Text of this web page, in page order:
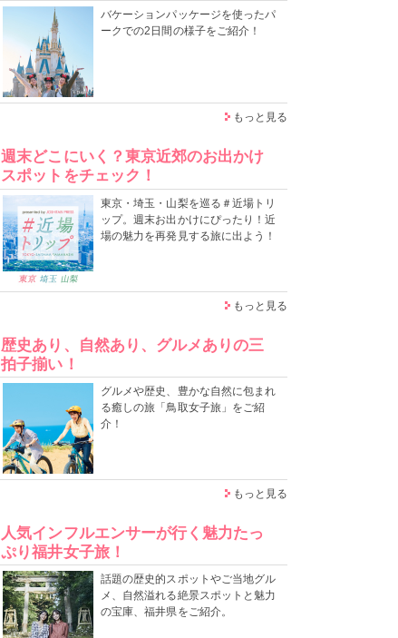
バケーションパッケージを使ったパ
ークでの2日間の様子をご紹介！
もっと見る
週末どこにいく？東京近郊のお出かけ
スポットをチェック！
東京・埼玉・山梨を巡る＃近場トリ
ップ。週末お出かけにぴったり！近
場の魅力を再発見する旅に出よう！
もっと見る
歴史あり、自然あり、グルメありの三
拍子揃い！
グルメや歴史、豊かな自然に包まれ
る癒しの旅「鳥取女子旅」をご紹
介！
もっと見る
人気インフルエンサーが行く魅力たっ
ぷり福井女子旅！
話題の歴史的スポットやご当地グル
メ、自然溢れる絶景スポットと魅力
の宝庫、福井県をご紹介。